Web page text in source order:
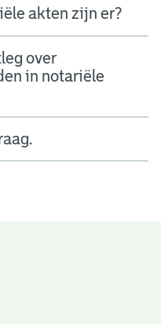
akten zijn er?
over
in notariële